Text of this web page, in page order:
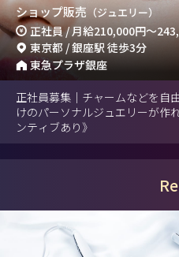
ショップ販売 （ジュエリー）
正社員 / 月給210,000円～
東京都 / 銀座駅 徒歩3分
東急プラザ銀座
正社員募集｜チャームなどを自
けのパーソナルジュエリーが作
ンティブあり》